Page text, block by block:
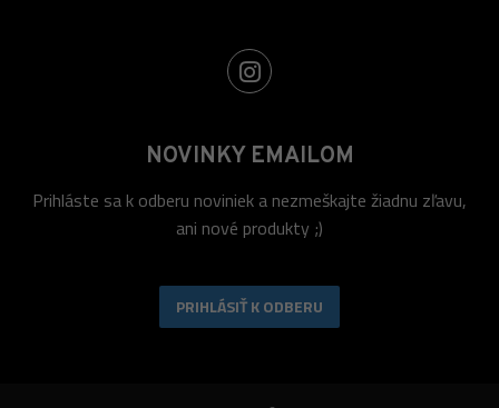
NOVINKY EMAILOM
Prihláste sa k odberu noviniek a nezmeškajte žiadnu zľavu,
ani nové produkty ;)
PRIHLÁSIŤ K ODBERU